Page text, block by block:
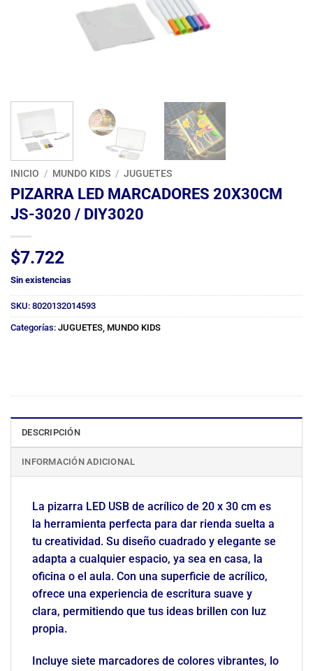
INICIO / MUNDO KIDS / JUGUETES
PIZARRA LED MARCADORES 20X30CM
JS-3020 / DIY3020
$7.722
Sin existencias
SKU: 8020132014593
Categorías: JUGUETES MUNDO KIDS
DESCRIPCIÓN
INFORMACIÓN ADICIONAL
La pizarra LED USB de acrílico de 20 x 30 cm es
la herramienta perfecta para dar rienda suelta a
tu creatividad. Su diseño cuadrado y elegante se
adapta a cualquier espacio, ya sea en casa, la
oficina o el aula. Con una superficie de acrílico,
ofrece una experiencia de escritura suave y
clara, permitiendo que tus ideas brillen con luz
propia.
Incluye siete marcadores de colores vibrantes, lo